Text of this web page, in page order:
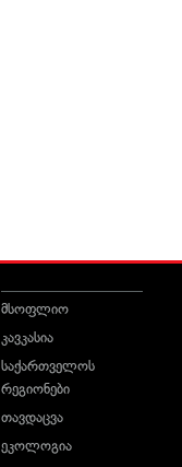
მსოფლიო
კავკასია
საქართველოს
რეგიონები
თავდაცვა
ეკოლოგია